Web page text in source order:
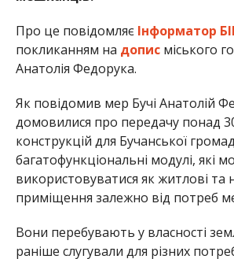
Про це повідомляє Інформатор
покликанням на дописміського
Анатолія Федорука.
Як повідомив мер Бучі Анатолій
домовилися про передачу понад
конструкцій для Бучанської
багатофункціональні модулі, які
використовуватися як житлові та
приміщення залежно від потреб
Вони перебувають у власності
раніше слугували для різних